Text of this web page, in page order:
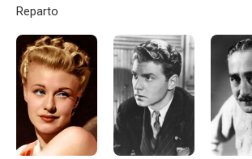
Reparto